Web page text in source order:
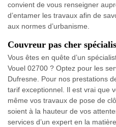
convient de vous renseigner
d’entamer les travaux afin de
aux normes d’urbanisme.
Couvreur pas cher
Vous êtes en quête d’un
Vouel 02700 ? Optez pour les
Dufresne. Pour nos prestations
tarif exceptionnel. Il est vrai que
même vos travaux de pose de
soient à la hauteur de vos
services d’un expert en la